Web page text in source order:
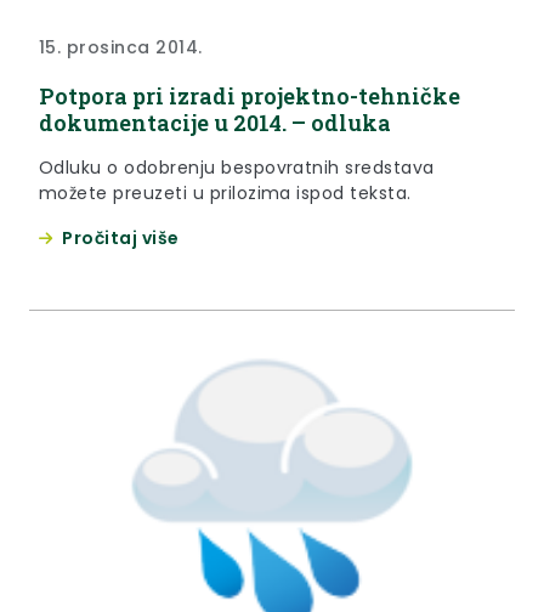
15. prosinca 2014.
Potpora pri izradi projektno-tehničke
dokumentacije u 2014. – odluka
Odluku o odobrenju bespovratnih sredstava
možete preuzeti u prilozima ispod teksta.
Pročitaj više